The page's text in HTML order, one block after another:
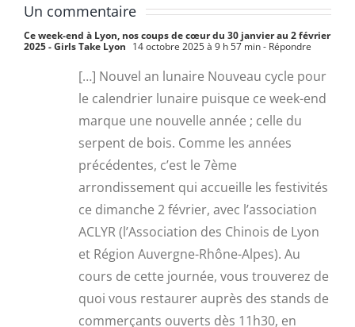
Un commentaire
Ce week-end à Lyon, nos coups de cœur du 30 janvier au 2 février
2025 - Girls Take Lyon 14 octobre 2025 à 9 h 57 min- Répondre
[…] Nouvel an lunaire Nouveau cycle pour
le calendrier lunaire puisque ce week-end
marque une nouvelle année ; celle du
serpent de bois. Comme les années
précédentes, c’est le 7ème
arrondissement qui accueille les festivités
ce dimanche 2 février, avec l’association
ACLYR (l’Association des Chinois de Lyon
et Région Auvergne-Rhône-Alpes). Au
cours de cette journée, vous trouverez de
quoi vous restaurer auprès des stands de
commerçants ouverts dès 11h30, en